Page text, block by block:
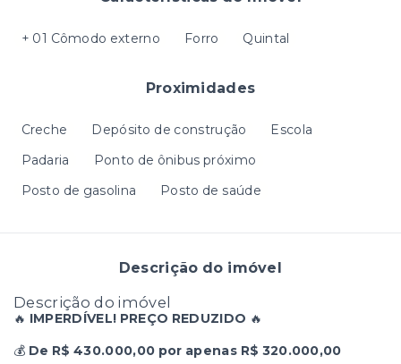
+ 01 Cômodo externo Forro Quintal
Proximidades
Creche Depósito de construção
Escola
Padaria
Ponto de ônibus próximo
Posto de gasolina
Posto de saúde
Descrição do imóvel
Descrição do imóvel
🔥 IMPERDÍVEL! PREÇO REDUZIDO 🔥
💰 De R$ 430.000,00 por apenas R$ 320.000,00